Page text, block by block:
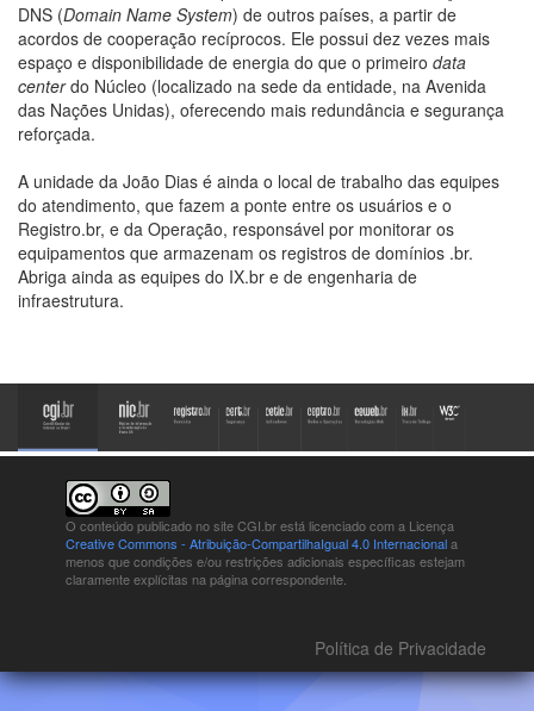
DNS (Domain Name System) de outros países, a partir de
acordos de cooperação recíprocos. Ele possui dez vezes mais
espaço e disponibilidade de energia do que o primeiro data
centerdo Núcleo (localizado na sede da entidade, na Avenida
das Nações Unidas), oferecendo mais redundância e segurança
reforçada.
A unidade da João Dias é ainda o local de trabalho das equipes
do atendimento, que fazem a ponte entre os usuários e o
Registro.br, e da Operação, responsável por monitorar os
equipamentos que armazenam os registros de domínios .br.
Abriga ainda as equipes do IX.br e de engenharia de
infraestrutura.
O conteúdo publicado no site CGI.br está licenciado com a Licença
Creative Commons - Atribuição-CompartilhaIgual 4.0 Internacionala
menos que condições e/ou restrições adicionais específicas estejam
claramente explícitas na página correspondente.
Política de Privacidade